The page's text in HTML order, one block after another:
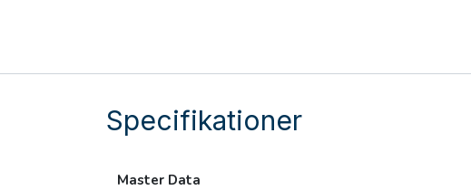
Specifikationer
Master Data